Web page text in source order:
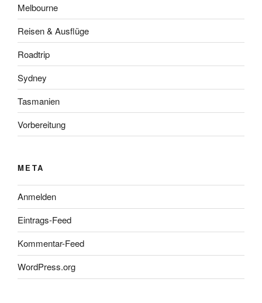
Melbourne
Reisen & Ausflüge
Roadtrip
Sydney
Tasmanien
Vorbereitung
META
Anmelden
Eintrags-Feed
Kommentar-Feed
WordPress.org